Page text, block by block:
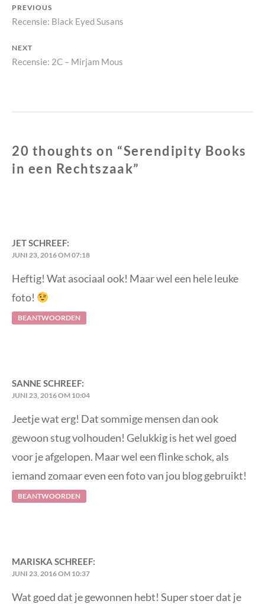
Bericht
navigatie
PREVIOUS
Previous
Recensie: Black Eyed Susans
NEXT
Next
Recensie: 2C – Mirjam Mous
20 thoughts on “Serendipity Books
in een Rechtszaak”
JETSCHREEF:
JUNI 23, 2016 OM 07:18
Heftig! Wat asociaal ook! Maar wel een hele leuke
foto!
BEANTWOORDEN
SANNE SCHREEF:
JUNI 23, 2016 OM 10:04
Jeetje wat erg! Dat sommige mensen dan ook
gewoon stug volhouden! Gelukkig is het wel goed
voor je afgelopen. Maar wel een flinke schok, als
iemand zomaar even een foto van jou blog gebruikt!
BEANTWOORDEN
MARISKA SCHREEF:
JUNI 23, 2016 OM 10:37
Wat goed dat je gewonnen hebt! Super stoer dat je